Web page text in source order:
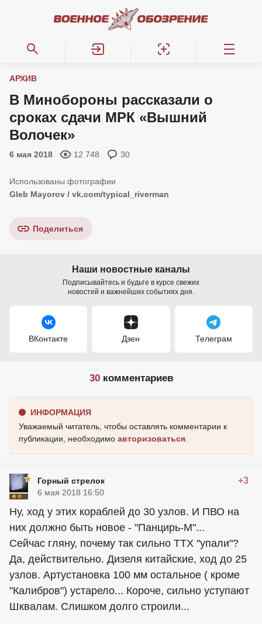
АРХИВ
В Минобороны рассказали о
сроках сдачи МРК «Вышний
Волочек»
6 мая 2018 12 748 30
Gleb Mayorov / vk.com/typical_riverman
Поделиться
Наши новостные каналы
Подписывайтесь и будьте в курсе свежих
новостей и важнейших событиях дня.
ВКонтакте Дзен Телеграм
30комментариев
ИНФОРМАЦИЯ
Уважаемый читатель, чтобы оставлять комментарии к
публикации, необходимо авторизоваться
Горный стрелок +3
6 мая 2018 16:50
Ну, ход у этих кораблей до 30 узлов. И ПВО на
них должно быть новое - "Панцирь-М"...
Сейчас гляну, почему так сильно ТТХ "упали"?
Да, действительно. Дизеля китайские, ход до 25
узлов. Артустановка 100 мм остальное ( кроме
"Калибров") устарело... Короче, сильно уступают
Шквалам. Слишком долго строили...